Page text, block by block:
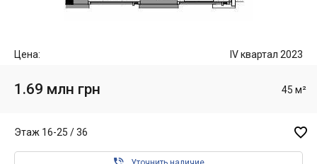
Цена: IV квартал 2023
1.69 млн грн 45 м²
Этаж 16-25 / 36 